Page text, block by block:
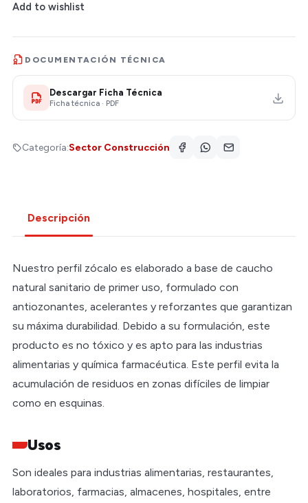
Add to wishlist
DOCUMENTACIÓN TÉCNICA
Descargar Ficha Técnica
Ficha técnica · PDF
Categoría:Sector Construcción
Descripción
Nuestro perfil zócalo es elaborado a base de caucho
natural sanitario de primer uso, formulado con
antiozonantes, acelerantes y reforzantes que garantizan
su máxima durabilidad. Debido a su formulación, este
producto es no tóxico y es apto para las industrias
alimentarias y química farmacéutica. Este perfil evita la
acumulación de residuos en zonas difíciles de limpiar
como en esquinas.
Usos
Son ideales para industrias alimentarias, restaurantes,
laboratorios, farmacias, almacenes, hospitales, entre